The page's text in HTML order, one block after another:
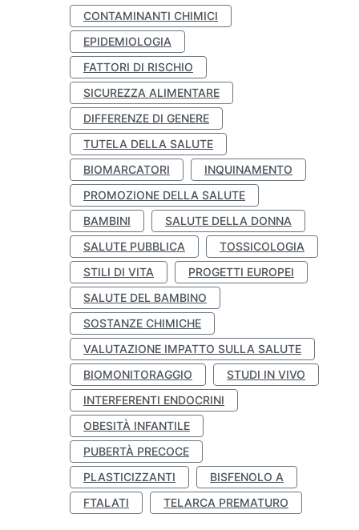
CONTAMINANTI CHIMICI
EPIDEMIOLOGIA
FATTORI DI RISCHIO
SICUREZZA ALIMENTARE
DIFFERENZE DI GENERE
TUTELA DELLA SALUTE
BIOMARCATORI
INQUINAMENTO
PROMOZIONE DELLA SALUTE
BAMBINI
SALUTE DELLA DONNA
SALUTE PUBBLICA
TOSSICOLOGIA
STILI DI VITA
PROGETTI EUROPEI
SALUTE DEL BAMBINO
SOSTANZE CHIMICHE
VALUTAZIONE IMPATTO SULLA SALUTE
BIOMONITORAGGIO
STUDI IN VIVO
INTERFERENTI ENDOCRINI
OBESITÀ INFANTILE
PUBERTÀ PRECOCE
PLASTICIZZANTI
BISFENOLO A
FTALATI
TELARCA PREMATURO